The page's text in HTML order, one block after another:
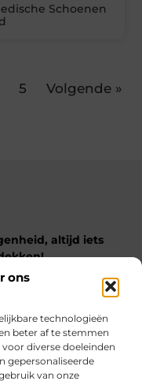
ons
technologieën
beter af te stemmen
diverse doeleinden
gepersonaliseerde
van onze
Schoenen
5 Volgende »
altijd iets
verzameling
onderwerpen.
ideeën – laat je
content!